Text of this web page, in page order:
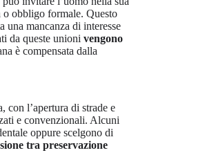
o obbligo formale. Questo
mancanza di interesse
da queste unioni vengono
è compensata dalla
con l’apertura di strade e
e convenzionali. Alcuni
oppure scelgono di
tra preservazione